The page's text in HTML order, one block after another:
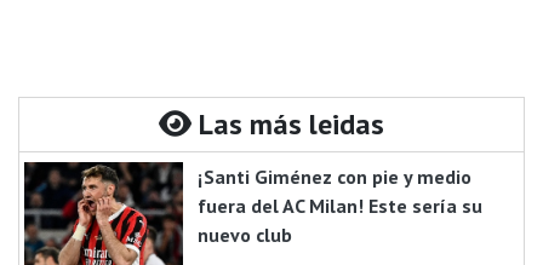
Las más leidas
¡Santi Giménez con pie y medio
fuera del AC Milan! Este sería su
nuevo club